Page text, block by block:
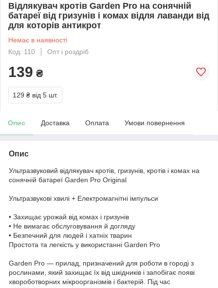
Відлякувач кротів Garden Pro на сонячній
батареї від гризунів і комах відля лаванди від
для которів антикрот
Немає в наявності
Код: 110
Опт і роздріб
139 ₴
129 ₴ від 5 шт.
Опис Доставка Оплата Умови повернення
Опис
Ультразвуковий відлякувач кротів, гризунів, кротів і комах на
сонячній батареї Garden Pro Original
Ультразвукові хвилі + Електромагнітні імпульси
• Захищає урожай від комах і гризунів
• Не вимагає обслуговування й догляду
• Безпечний для людей і хатніх тварин
Простота та легкість у використанні Garden Pro
Garden Pro — прилад, призначений для роботи в городі з
рослинами, який захищає їх від шкідників і запобігає появі
хвороботворних мікроорганізмів і бактерій. Під час